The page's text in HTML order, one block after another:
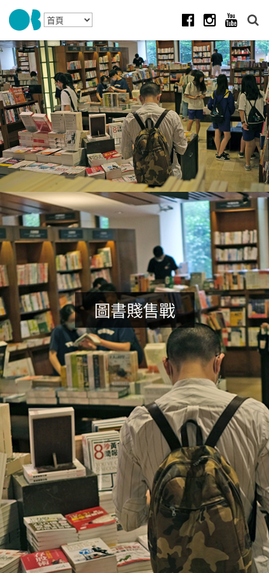
Skip to navigation
移至主內容
圖書賤售戰